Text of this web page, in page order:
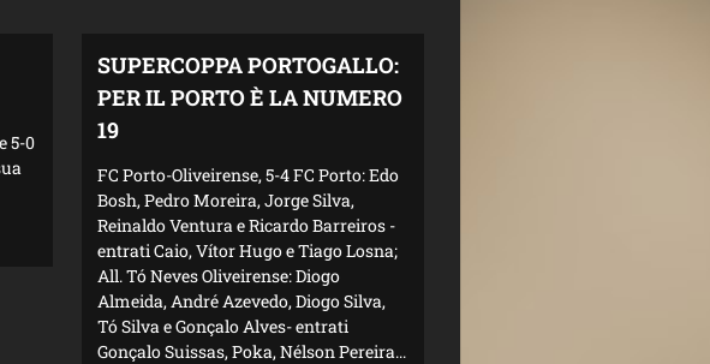
5-0
SUPERCOPPA PORTOGALLO:
PER IL PORTO È LA NUMERO
19
FC Porto-Oliveirense, 5-4 FC Porto: Edo
Bosh, Pedro Moreira, Jorge Silva,
Reinaldo Ventura e Ricardo Barreiros -
entrati Caio, Vítor Hugo e Tiago Losna;
All. Tó Neves Oliveirense: Diogo
Almeida, André Azevedo, Diogo Silva,
Tó Silva e Gonçalo Alves- entrati
Gonçalo Suissas, Poka, Nélson Pereira...